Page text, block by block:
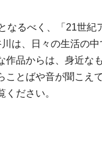
なるべく、「21世紀
は、日々の生活の
品からは、身近な
とばや音が聞こえ
ださい。